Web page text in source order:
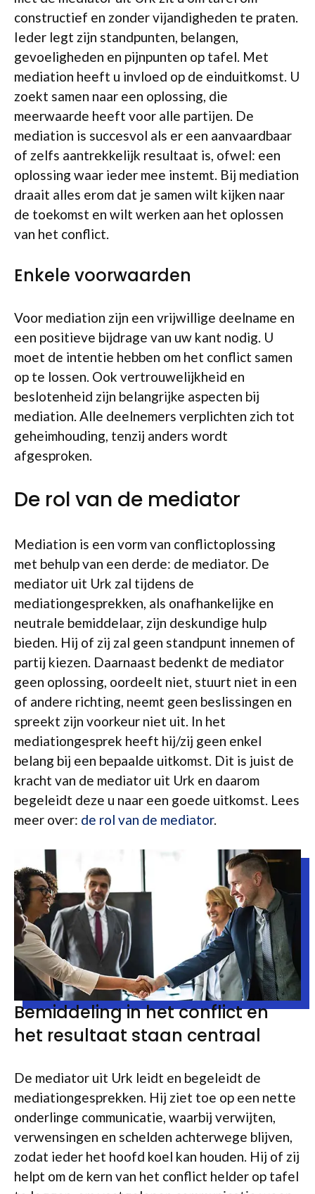
constructief en zonder vijandigheden te praten.
Ieder legt zijn standpunten, belangen,
gevoeligheden en pijnpunten op tafel. Met
mediation heeft u invloed op de einduitkomst. U
zoekt samen naar een oplossing, die
meerwaarde heeft voor alle partijen. De
mediation is succesvol als er een aanvaardbaar
of zelfs aantrekkelijk resultaat is, ofwel: een
oplossing waar ieder mee instemt. Bij mediation
draait alles erom dat je samen wilt kijken naar
de toekomst en wilt werken aan het oplossen
van het conflict.
Enkele voorwaarden
Voor mediation zijn een vrijwillige deelname en
een positieve bijdrage van uw kant nodig. U
moet de intentie hebben om het conflict samen
op te lossen. Ook vertrouwelijkheid en
beslotenheid zijn belangrijke aspecten bij
mediation. Alle deelnemers verplichten zich tot
geheimhouding, tenzij anders wordt
afgesproken.
De rol van de mediator
Mediation is een vorm van conflictoplossing
met behulp van een derde: de mediator. De
mediator uit Urk zal tijdens de
mediationgesprekken, als onafhankelijke en
neutrale bemiddelaar, zijn deskundige hulp
bieden. Hij of zij zal geen standpunt innemen of
partij kiezen. Daarnaast bedenkt de mediator
geen oplossing, oordeelt niet, stuurt niet in een
of andere richting, neemt geen beslissingen en
spreekt zijn voorkeur niet uit. In het
mediationgesprek heeft hij/zij geen enkel
belang bij een bepaalde uitkomst. Dit is juist de
kracht van de mediator uit Urk en daarom
begeleidt deze u naar een goede uitkomst. Lees
meer over: de rol van de mediator.
Bemiddeling in het conflict en
het resultaat staan centraal
De mediator uit Urk leidt en begeleidt de
mediationgesprekken. Hij ziet toe op een nette
onderlinge communicatie, waarbij verwijten,
verwensingen en schelden achterwege blijven,
zodat ieder het hoofd koel kan houden. Hij of zij
helpt om de kern van het conflict helder op tafel